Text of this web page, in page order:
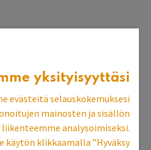
100
10 vk
yksityisyyttäsi
evästeitä selauskokemuksesi
mainosten ja sisällön
analysoimiseksi.
käytön klikkaamalla ”Hyväksy